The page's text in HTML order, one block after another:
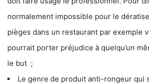
normalement impossible pour le
pièges dans un restaurant par exemple
pourrait porter préjudice à quelqu’un
le but ;
Le genre de produit anti-rongeur qui